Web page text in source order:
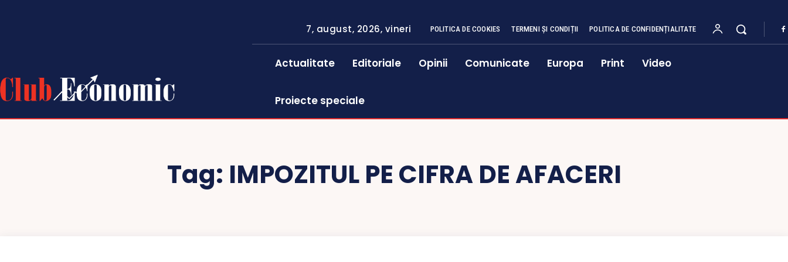
7, august, 2026, vineri POLITICA DE COOKIES TERMENI ȘI CONDIȚII POLITICA DE CONFIDENȚIALITATE
Actualitate Editoriale Opinii Comunicate Europa Print Video
Proiecte speciale
Tag: IMPOZITUL PE CIFRA DE AFACERI